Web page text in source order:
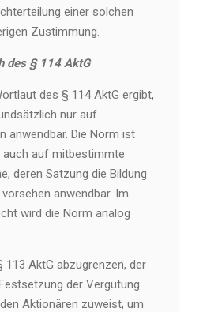
einer solchen
Zustimmung.
des § 114 AktG
des § 114 AktG ergibt,
nur auf
anwendbar. Die Norm ist
auch auf mitbestimmte
deren Satzung die Bildung
anwendbar. Im
wird die Norm analog
AktG abzugrenzen, der
der Vergütung
Aktionären zuweist, um